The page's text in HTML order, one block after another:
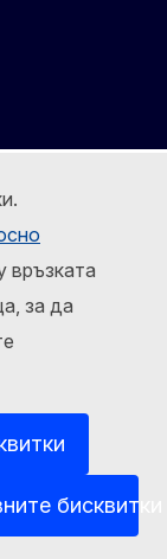
връзката
за да
бисквитки